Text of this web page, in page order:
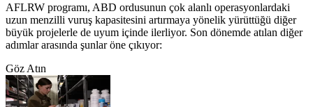
AFLRW programı, ABD ordusunun çok alanlı operasyonlardaki
uzun menzilli vuruş kapasitesini artırmaya yönelik yürüttüğü diğer
büyük projelerle de uyum içinde ilerliyor. Son dönemde atılan diğer
adımlar arasında şunlar öne çıkıyor:
Göz Atın